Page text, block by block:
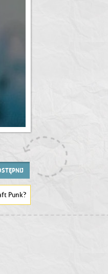
Punk?